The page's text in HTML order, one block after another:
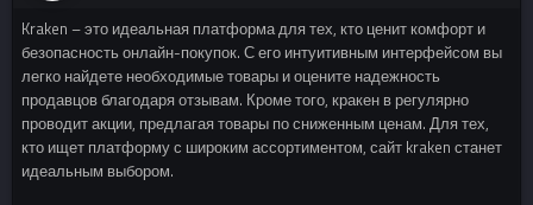
Kraken – это идеальная платформа для тех, кто ценит комфорт и
безопасность онлайн-покупок. С его интуитивным интерфейсом вы
легко найдете необходимые товары и оцените надежность
продавцов благодаря отзывам. Кроме того, кракен в регулярно
проводит акции, предлагая товары по сниженным ценам. Для тех,
кто ищет платформу с широким ассортиментом, сайт kraken станет
идеальным выбором.